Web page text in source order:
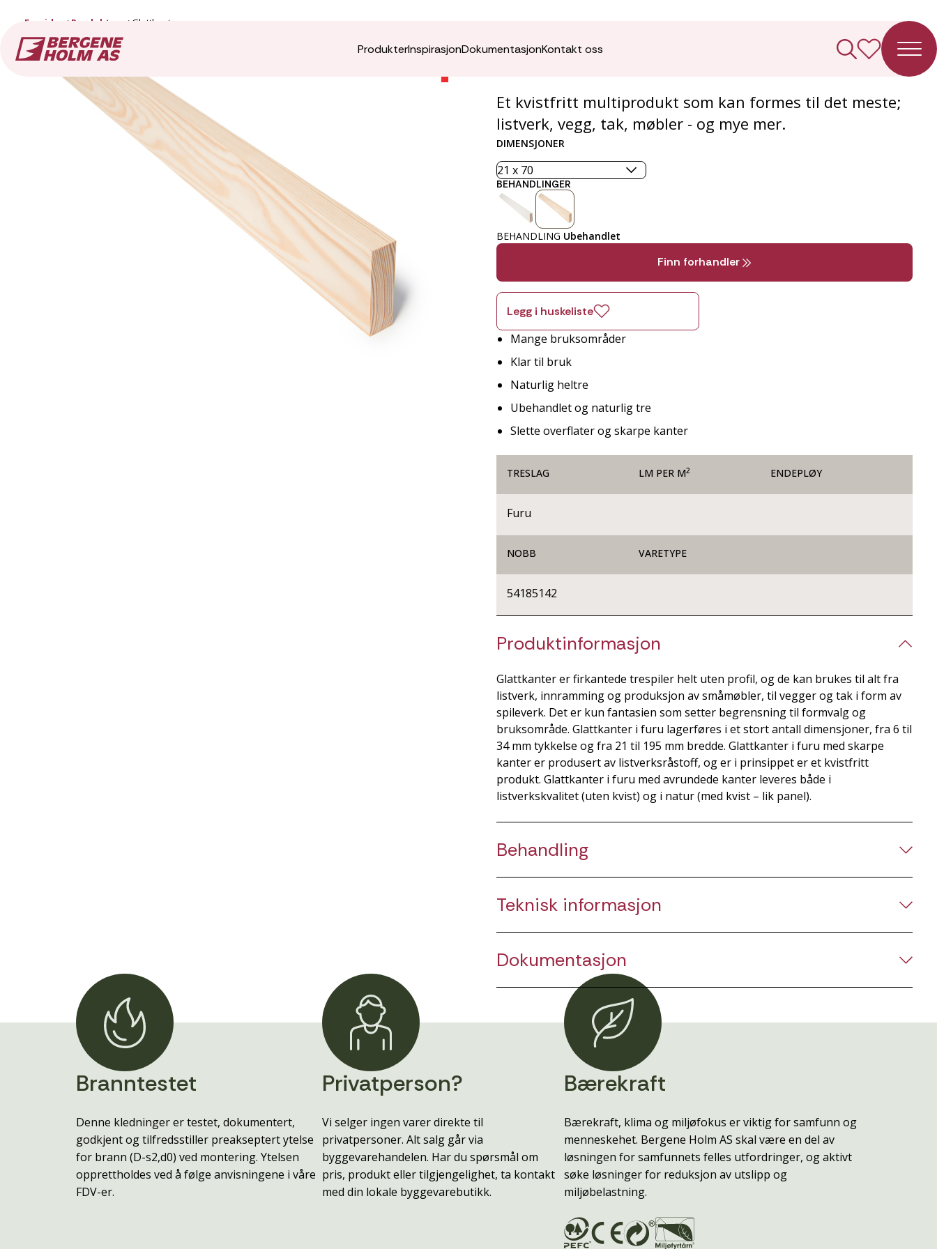
ProdukterInspirasjonDokumentasjonKontakt oss
Forside Produkter Glattkant
Glattkant
Et kvistfritt multiprodukt som kan formes til det meste;
listverk, vegg, tak, møbler - og mye mer.
DIMENSJONER
BEHANDLINGER
BEHANDLING Ubehandlet
Finn forhandler
Legg i huskeliste
Mange bruksområder
Klar til bruk
Naturlig heltre
Ubehandlet og naturlig tre
Slette overflater og skarpe kanter
TRESLAG LM PER M2 ENDEPLØY
Furu
NOBB VARETYPE
54185142
Produktinformasjon
Glattkanter er firkantede trespiler helt uten profil, og de kan brukes til alt fra
listverk, innramming og produksjon av småmøbler, til vegger og tak i form av
spileverk. Det er kun fantasien som setter begrensning til formvalg og
bruksområde. Glattkanter i furu lagerføres i et stort antall dimensjoner, fra 6 til
34 mm tykkelse og fra 21 til 195 mm bredde. Glattkanter i furu med skarpe
kanter er produsert av listverksråstoff, og er i prinsippet er et kvistfritt
produkt. Glattkanter i furu med avrundede kanter leveres både i
listverkskvalitet (uten kvist) og i natur (med kvist – lik panel).
Behandling
Teknisk informasjon
Dokumentasjon
Branntestet
Denne kledninger er testet, dokumentert,
godkjent og tilfredsstiller preakseptert ytelse
for brann (D-s2,d0) ved montering. Ytelsen
opprettholdes ved å følge anvisningene i våre
FDV-er.
Privatperson?
Vi selger ingen varer direkte til
privatpersoner. Alt salg går via
byggevarehandelen. Har du spørsmål om
pris, produkt eller tilgjengelighet, ta kontakt
med din lokale byggevarebutikk.
Bærekraft
Bærekraft, klima og miljøfokus er viktig for samfunn og
menneskehet. Bergene Holm AS skal være en del av
løsningen for samfunnets felles utfordringer, og aktivt
søke løsninger for reduksjon av utslipp og
miljøbelastning.